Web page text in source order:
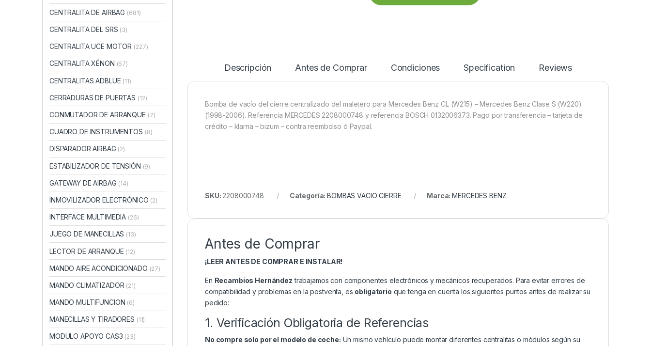
Descripción Antes de Comprar Condiciones Specification Reviews
Bomba de vacío del cierre centralizado del maletero para Mercedes Benz CL (W215) – Mercedes Benz Clase S (W220)
(1998-2006). Referencia MERCEDES 2208000748 y referencia BOSCH 0132006373. Pago por transferencia – tarjeta de
crédito – klarna – bizum – contra reembolso ó Paypal.
SKU: 2208000748 Categoría:BOMBAS VACIO CIERRE Marca:MERCEDES BENZ
Antes de Comprar
¡LEER ANTES DE COMPRAR E INSTALAR!
En Recambios Hernández trabajamos con componentes electrónicos y mecánicos recuperados. Para evitar errores de
compatibilidad y problemas en la postventa, es obligatorio que tenga en cuenta los siguientes puntos antes de realizar su
pedido:
1. Verificación Obligatoria de Referencias
No compre solo por el modelo de coche: Un mismo vehículo puede montar diferentes centralitas o módulos según su
CENTRALITA DE AIRBAG (681)
CENTRALITA DEL SRS (3)
CENTRALITA UCE MOTOR (227)
CENTRALITA XÉNON (67)
CENTRALITAS ADBLUE (11)
CERRADURAS DE PUERTAS (12)
CONMUTADOR DE ARRANQUE (7)
CUADRO DE INSTRUMENTOS (8)
DISPARADOR AIRBAG (2)
ESTABILIZADOR DE TENSIÓN (9)
GATEWAY DE AIRBAG (14)
INMOVILIZADOR ELECTRÓNICO (2)
INTERFACE MULTIMEDIA (26)
JUEGO DE MANECILLAS (13)
LECTOR DE ARRANQUE (12)
MANDO AIRE ACONDICIONADO (27)
MANDO CLIMATIZADOR (21)
MANDO MULTIFUNCION (6)
MANECILLAS Y TIRADORES (11)
MODULO APOYO CAS3 (23)